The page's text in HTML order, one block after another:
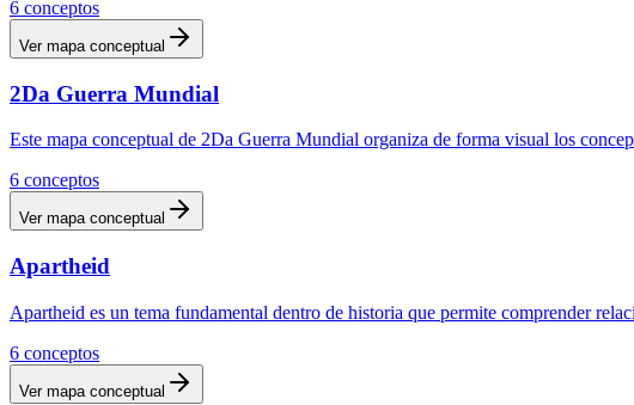
6 conceptos
Ver mapa conceptual
2Da Guerra Mundial
Este mapa conceptual de 2Da Guerra Mundial organiza de forma visual los
6 conceptos
Ver mapa conceptual
Apartheid
Apartheid es un tema fundamental dentro de historia que permite comprender
6 conceptos
Ver mapa conceptual